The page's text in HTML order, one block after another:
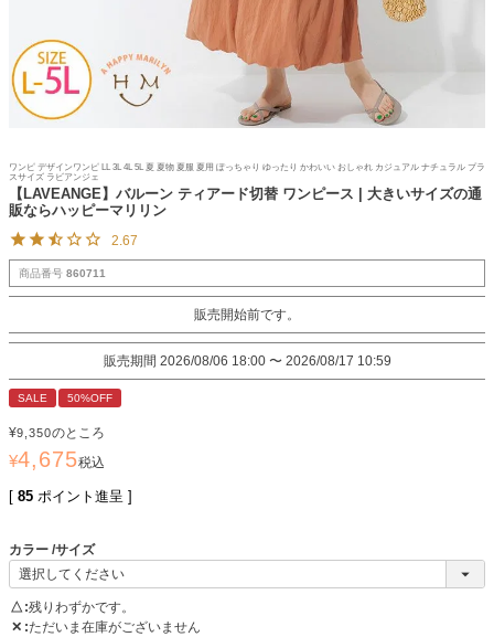
ワンピ デザインワンピ LL 3L 4L 5L 夏 夏物 夏服 夏用 ぽっちゃり ゆったり かわいい おしゃれ カジュアル ナチュラル プラ
スサイズ ラビアンジェ
【LAVEANGE】バルーン ティアード切替 ワンピース | 大きいサイズの通
販ならハッピーマリリン
2.67
商品番号 860711
販売開始前です。
販売期間 2026/08/06 18:00 〜 2026/08/17 10:59
SALE 50%OFF
¥9,350のところ
¥4,675税込
[ 85 ポイント進呈 ]
カラー サイズ
△ 残りわずかです。
✕ ただいま在庫がございません